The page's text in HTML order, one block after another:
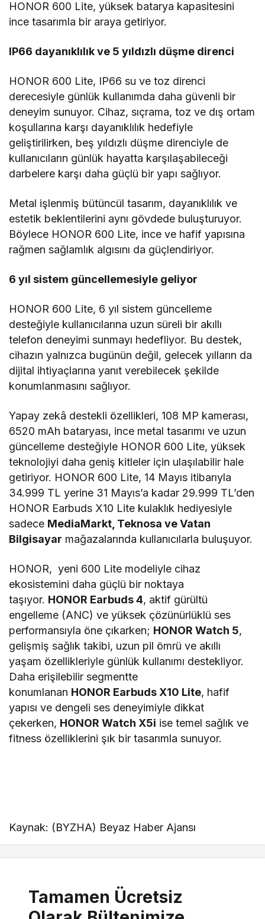
HONOR 600 Lite, yüksek batarya kapasitesini
ince tasarımla bir araya getiriyor.
IP66 dayanıklılık ve 5 yıldızlı düşme direnci
HONOR 600 Lite, IP66 su ve toz direnci
derecesiyle günlük kullanımda daha güvenli bir
deneyim sunuyor. Cihaz, sıçrama, toz ve dış ortam
koşullarına karşı dayanıklılık hedefiyle
geliştirilirken, beş yıldızlı düşme direnciyle de
kullanıcıların günlük hayatta karşılaşabileceği
darbelere karşı daha güçlü bir yapı sağlıyor.
Metal işlenmiş bütüncül tasarım, dayanıklılık ve
estetik beklentilerini aynı gövdede buluşturuyor.
Böylece HONOR 600 Lite, ince ve hafif yapısına
rağmen sağlamlık algısını da güçlendiriyor.
6 yıl sistem güncellemesiyle geliyor
HONOR 600 Lite, 6 yıl sistem güncelleme
desteğiyle kullanıcılarına uzun süreli bir akıllı
telefon deneyimi sunmayı hedefliyor. Bu destek,
cihazın yalnızca bugünün değil, gelecek yılların da
dijital ihtiyaçlarına yanıt verebilecek şekilde
konumlanmasını sağlıyor.
Yapay zekâ destekli özellikleri, 108 MP kamerası,
6520 mAh bataryası, ince metal tasarımı ve uzun
güncelleme desteğiyle HONOR 600 Lite, yüksek
teknolojiyi daha geniş kitleler için ulaşılabilir hale
getiriyor. HONOR 600 Lite, 14 Mayıs itibarıyla
34.999 TL yerine 31 Mayıs’a kadar 29.999 TL’den
HONOR Earbuds X10 Lite kulaklık hediyesiyle
sadece MediaMarkt, Teknosa ve Vatan
Bilgisayar mağazalarında kullanıcılarla buluşuyor.
HONOR, yeni 600 Lite modeliyle cihaz
ekosistemini daha güçlü bir noktaya
taşıyor. HONOR Earbuds 4, aktif gürültü
engelleme (ANC) ve yüksek çözünürlüklü ses
performansıyla öne çıkarken; HONOR Watch 5,
gelişmiş sağlık takibi, uzun pil ömrü ve akıllı
yaşam özellikleriyle günlük kullanımı destekliyor.
Daha erişilebilir segmentte
konumlanan HONOR Earbuds X10 Lite, hafif
yapısı ve dengeli ses deneyimiyle dikkat
çekerken, HONOR Watch X5i ise temel sağlık ve
fitness özelliklerini şık bir tasarımla sunuyor.
Kaynak: (BYZHA) Beyaz Haber Ajansı
Tamamen Ücretsiz